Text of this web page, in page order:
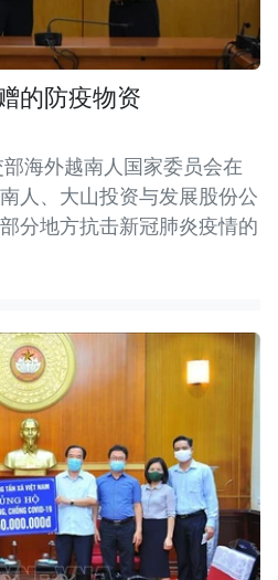
的防疫物资
部海外越南人国家委员会在
人、大山投资与发展股份公
分地方抗击新冠肺炎疫情的